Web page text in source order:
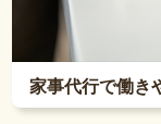
家事代行で働き